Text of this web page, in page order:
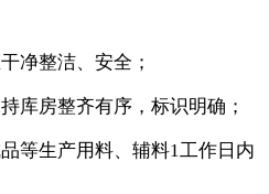
净整洁、安全；
库房整齐有序，标识明确；
等生产用料、辅料1工作日内